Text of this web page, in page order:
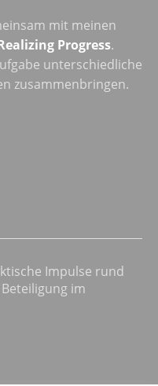
mit meinen
Progress.
unterschiedliche
zusammenbringen.
Impulse rund
im